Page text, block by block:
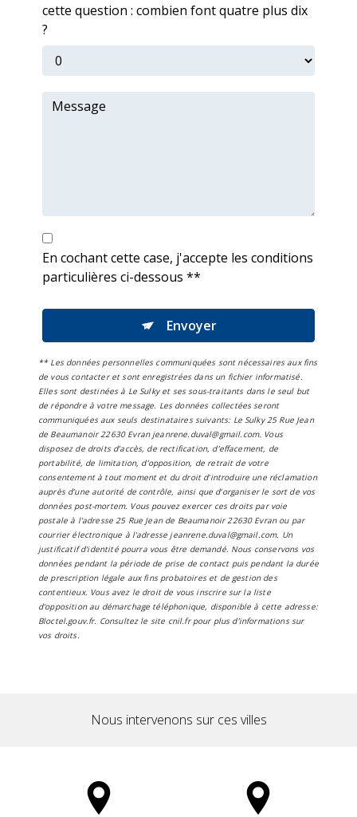
cette question : combien font quatre plus dix
?
En cochant cette case, j'accepte les conditions
particulières ci-dessous **
Envoyer
** Les données personnelles communiquées sont nécessaires aux fins
de vous contacter et sont enregistrées dans un fichier informatisé.
Elles sont destinées à Le Sulky et ses sous-traitants dans le seul but
de répondre à votre message. Les données collectées seront
communiquées aux seuls destinataires suivants: Le Sulky 25 Rue Jean
de Beaumanoir 22630 Evran jeanrene.duval@gmail.com. Vous
disposez de droits d’accès, de rectification, d’effacement, de
portabilité, de limitation, d’opposition, de retrait de votre
consentement à tout moment et du droit d’introduire une réclamation
auprès d’une autorité de contrôle, ainsi que d’organiser le sort de vos
données post-mortem. Vous pouvez exercer ces droits par voie
postale à l'adresse 25 Rue Jean de Beaumanoir 22630 Evran ou par
courrier électronique à l'adresse jeanrene.duval@gmail.com. Un
justificatif d'identité pourra vous être demandé. Nous conservons vos
données pendant la période de prise de contact puis pendant la durée
de prescription légale aux fins probatoires et de gestion des
contentieux. Vous avez le droit de vous inscrire sur la liste
d'opposition au démarchage téléphonique, disponible à cette adresse:
Bloctel.gouv.fr. Consultez le site cnil.fr pour plus d’informations sur
vos droits.
Nous intervenons sur ces villes